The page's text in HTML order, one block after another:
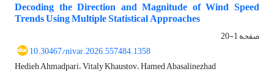
Decoding the Direction and Magnitude of Wind Speed
Trends Using Multiple Statistical Approaches
صفحه1-20
10.30467/nivar.2026.557484.1358
Hedieh Ahmadpari، Vitaly Khaustov، Hamed Abasalinezhad